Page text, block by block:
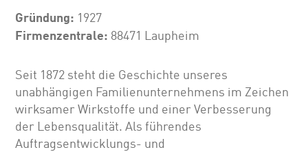
Gründung: 1927
Firmenzentrale: 88471 Laupheim
Seit 1872 steht die Geschichte unseres
unabhängigen Familienunternehmens im Zeichen
wirksamer Wirkstoffe und einer Verbesserung
der Lebensqualität. Als führendes
Auftragsentwicklungs- und